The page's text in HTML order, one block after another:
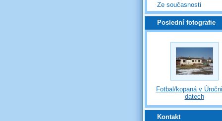
Ze současnosti
Poslední fotografie
Fotbal/kopaná v
datech
Kontakt